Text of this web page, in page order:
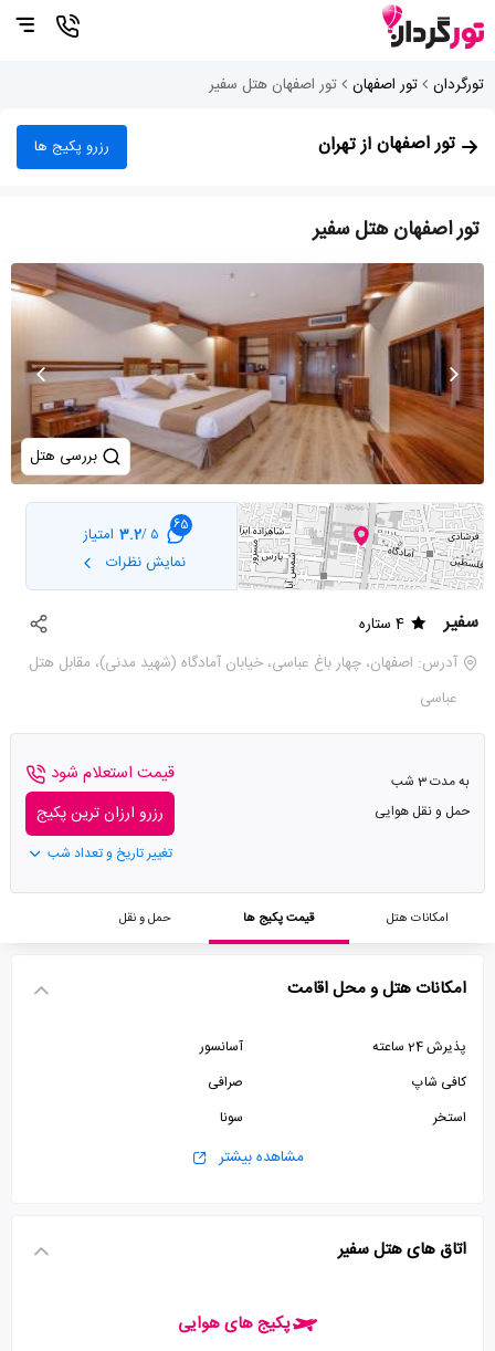
تورگردان تور اصفهان تور اصفهان هتل سفیر
تور اصفهاناز تهران رزرو پکیج ها
تور اصفهان هتل سفیر
بررسی هتل
65
5 /
3.2 امتیاز
نمایش نظرات
سفیر
4 ستاره
آدرس: اصفهان، چهار باغ عباسی، خیابان آمادگاه (شهید مدنی)، مقابل هتل
عباسی
به مدت 3 شب
حمل و نقل هوایی
قیمت استعلام شود
رزرو ارزان ترین پکیج
تغییر تاریخ و تعداد شب
امکانات هتل قیمت پکیج ها حمل و نقل
امکانات هتل و محل اقامت
پذیرش 24 ساعته
آسانسور
کافی شاپ
صرافی
استخر
سونا
سرویس ایرانیمشاهده بیشتر
اتاق های هتل سفیر
پکیج های هوایی